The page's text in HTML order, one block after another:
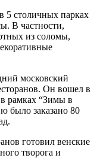
5 столичных парках
В частности,
из соломы,
московский
Он вошел в
рамках “Зимы в
было заказано 80
готовил венские
творога и